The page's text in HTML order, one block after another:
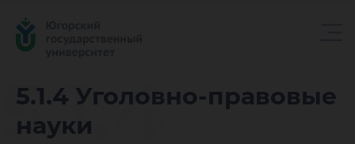
5.1.4 Уголовно-правовые
науки
5.1.4